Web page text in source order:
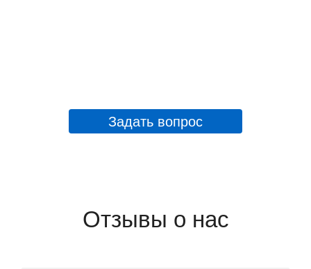
Задать вопрос
Отзывы о нас